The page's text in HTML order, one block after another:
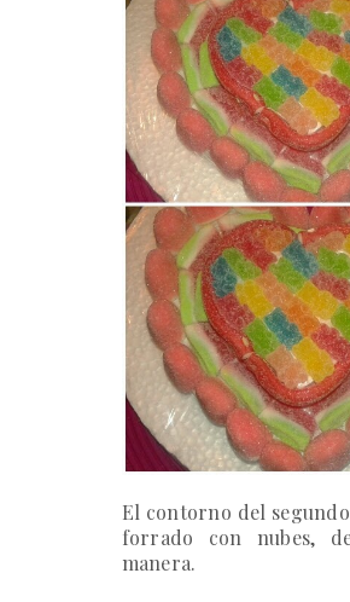
El contorno del
forrado con nubes,
manera.